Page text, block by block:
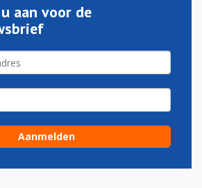
aan voor de